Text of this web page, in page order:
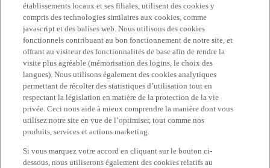
établissements locaux et ses filiales, utilisent des cookies y
compris des technologies similaires aux cookies, comme
javascript et des balises web. Nous utilisons des cookies
fonctionnels contribuant au bon fonctionnement de notre site, et
offrant au visiteur des fonctionnalités de base afin de rendre la
visite plus agréable (mémorisation des logins, le choix des
langues). Nous utilisons également des cookies analytiques
permettant de récolter des statistiques d’utilisation tout en
respectant la législation en matière de la protection de la vie
privée. Ceci nous aide à mieux comprendre la manière dont vous
utilisez notre site en vue de l’optimiser, tout comme nos
produits, services et actions marketing.
Si vous marquez votre accord en cliquant sur le bouton ci-
dessous, nous utiliserons également des cookies relatifs au